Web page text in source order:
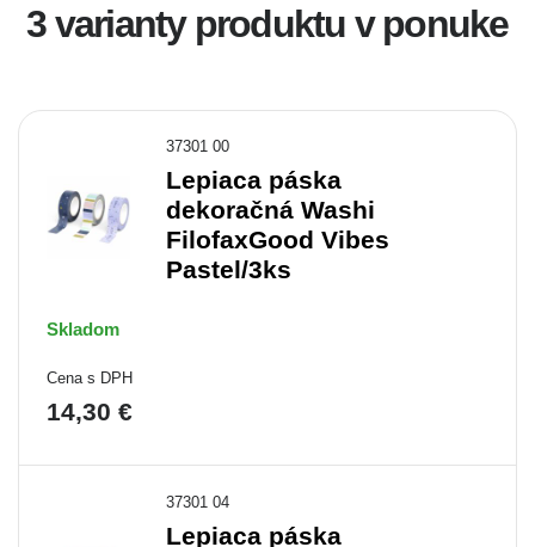
3 varianty produktu v ponuke
37301 00
Lepiaca páska
dekoračná Washi
FilofaxGood Vibes
Pastel/3ks
Skladom
Cena s DPH
14,30 €
37301 04
Lepiaca páska